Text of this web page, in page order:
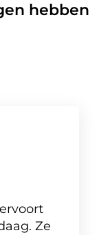
hebben
Ze